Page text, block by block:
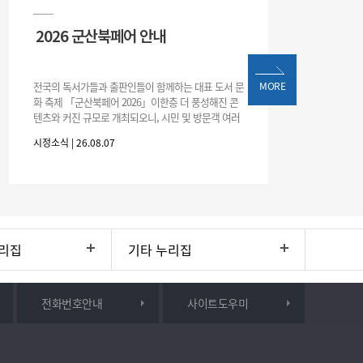
2026 군산북페어 안내
전국의 독서가들과 출판인들이 함께하는 대표 도서 문
화 축제 「군산북페어 2026」이한층 더 풍성해진 콘
텐츠와 커진 규모로 개최되오니, 시민 및 방문객 여러
간: 2026. 8. 28.
시정소식 | 26.08.07
MORE
집 기타 누리집
전화번호안내 사이트도우미